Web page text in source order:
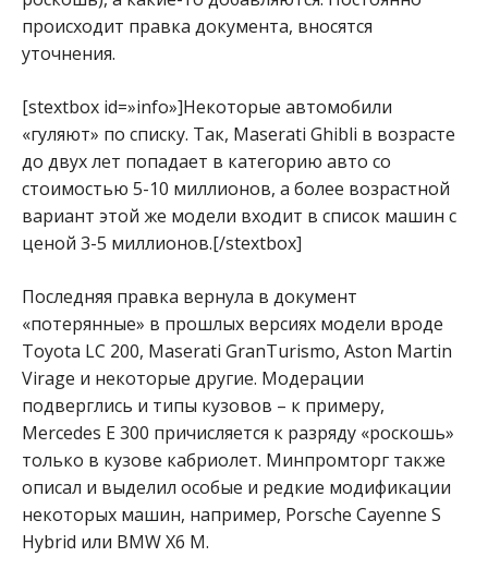
происходит правка документа, вносятся
уточнения.
[stextbox id=»info»]Некоторые автомобили
«гуляют» по списку. Так, Maserati Ghibli в возрасте
до двух лет попадает в категорию авто со
стоимостью 5-10 миллионов, а более возрастной
вариант этой же модели входит в список машин с
ценой 3-5 миллионов.[/stextbox]
Последняя правка вернула в документ
«потерянные» в прошлых версиях модели вроде
Toyota LC 200, Maserati GranTurismo, Aston Martin
Virage и некоторые другие. Модерации
подверглись и типы кузовов – к примеру,
Mercedes E 300 причисляется к разряду «роскошь»
только в кузове кабриолет. Минпромторг также
описал и выделил особые и редкие модификации
некоторых машин, например, Porsche Cayenne S
Hybrid или BMW X6 M.